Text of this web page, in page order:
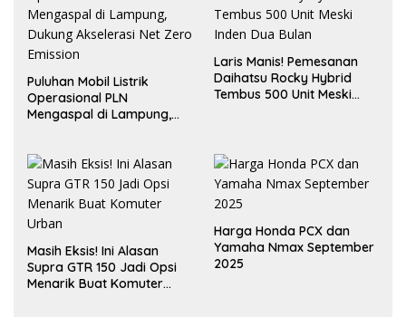
Puluhan Mobil Listrik
Operasional PLN
Mengaspal di Lampung,
Laris Manis! Pemesanan
Daihatsu Rocky Hybrid
Tembus 500 Unit Meski
Masih Eksis! Ini Alasan
Supra GTR 150 Jadi Opsi
Menarik Buat Komuter
Harga Honda PCX dan
Yamaha Nmax September
2025